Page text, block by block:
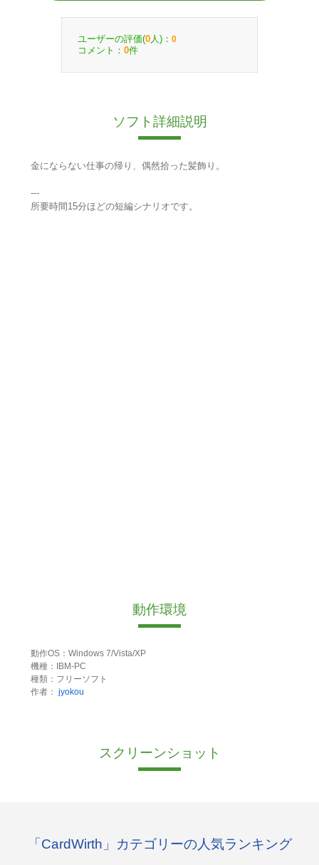
ユーザーの評価(0 人)： 0
コメント： 0件
ソフト詳細説明
金にならない仕事の帰り、偶然拾った髪飾り。
---
所要時間15分ほどの短編シナリオです。
動作環境
動作OS：Windows 7/Vista/XP
機種：IBM-PC
種類：フリーソフト
作者： jyokou
スクリーンショット
「CardWirth」カテゴリーの人気ランキング